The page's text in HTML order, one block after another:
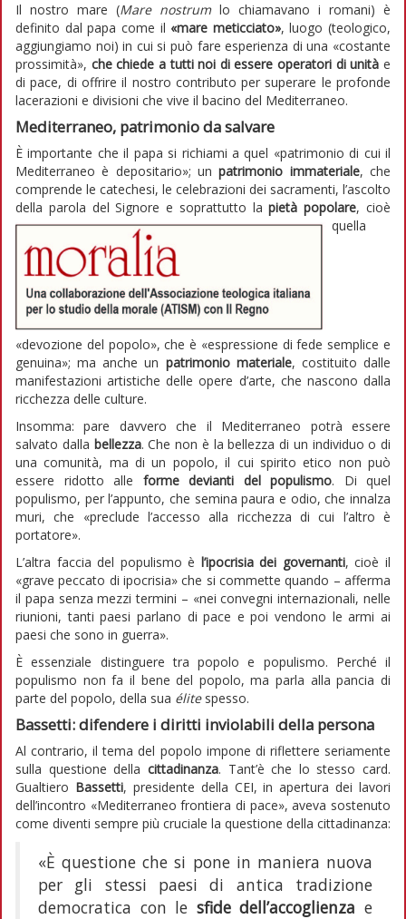
Il nostro mare (Mare nostrumlo chiamavano i romani) è
definito dal papa come il «mare meticciato», luogo (teologico,
aggiungiamo noi) in cui si può fare esperienza di una «costante
prossimità», che chiede a tutti noi di essere operatori di unità e
di pace, di offrire il nostro contributo per superare le profonde
lacerazioni e divisioni che vive il bacino del Mediterraneo.
Mediterraneo, patrimonio da salvare
È importante che il papa si richiami a quel «patrimonio di cui il
Mediterraneo è depositario»; unpatrimonio immateriale, che
comprende le catechesi, le celebrazioni dei sacramenti, l’ascolto
della parola del Signore e soprattutto lapietà popolare, cioè
quella
«devozione del popolo», che è «espressione di fede semplice e
genuina»; ma anche un patrimonio materiale, costituito dalle
manifestazioni artistiche delle opere d’arte, che nascono dalla
ricchezza delle culture.
Insomma: pare davvero che il Mediterraneo potrà essere
salvato dalla bellezza. Che non è la bellezza di un individuo o di
una comunità, ma di un popolo, il cui spirito etico non può
essere ridotto alle forme devianti del populismo. Di quel
populismo, per l’appunto, che semina paura e odio, che innalza
muri, che «preclude l’accesso alla ricchezza di cui l’altro è
portatore».
L’altra faccia del populismo è l’ipocrisia dei governanti, cioè il
«grave peccato di ipocrisia» che si commette quando – afferma
il papa senza mezzi termini – «nei convegni internazionali, nelle
riunioni, tanti paesi parlano di pace e poi vendono le armi ai
paesi che sono in guerra».
È essenziale distinguere tra popolo e populismo. Perché il
populismo non fa il bene del popolo, ma parla alla pancia di
parte del popolo, della sua élite spesso.
Bassetti: difendere i diritti inviolabili della persona
Al contrario, il tema del popolo impone di riflettere seriamente
sulla questione della cittadinanza. Tant’è che lo stesso card.
Gualtiero Bassetti, presidente della CEI, in apertura dei lavori
dell’incontro «Mediterraneo frontiera di pace», aveva sostenuto
come diventi sempre più cruciale la questione della cittadinanza:
«È questione che si pone in maniera nuova
per gli stessi paesi di antica tradizione
democratica con le sfide dell’accoglienza e